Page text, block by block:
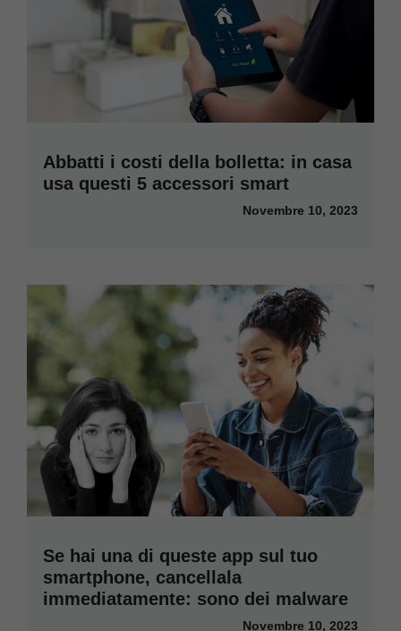
Abbatti i costi della bolletta: in casa
usa questi 5 accessori smart
Novembre 10, 2023
Se hai una di queste app sul tuo
smartphone, cancellala
immediatamente: sono dei malware
Novembre 10, 2023